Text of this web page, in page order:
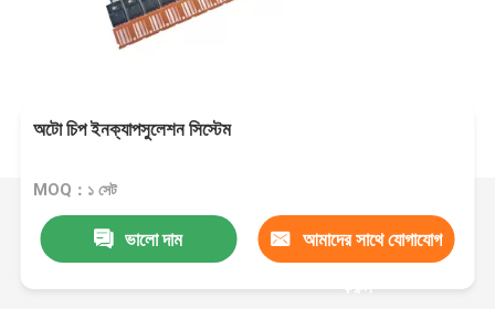
অটো চিপ ইনক্যাপসুলেশন সিস্টেম
MOQ：১ সেট
ভালো দাম আমাদের সাথে যোগাযোগ
করুন